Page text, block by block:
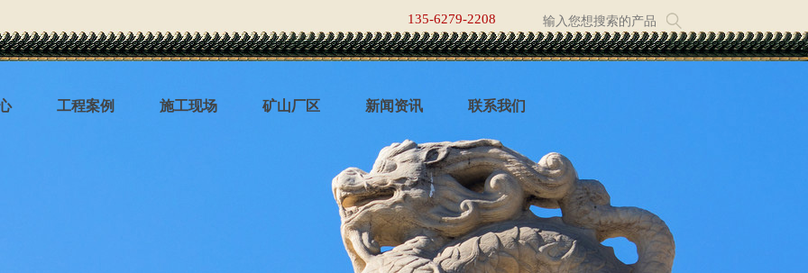
135-6279-2208
工程案例 施工现场 矿山厂区 新闻资讯 联系我们